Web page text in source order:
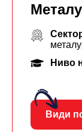
Ниво
Види